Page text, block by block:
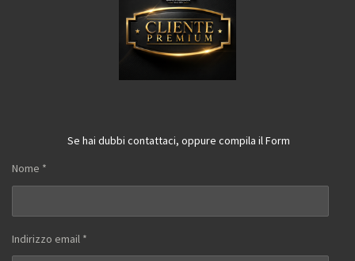
Se hai dubbi contattaci, oppure compila il Form
Nome *
Indirizzo email *